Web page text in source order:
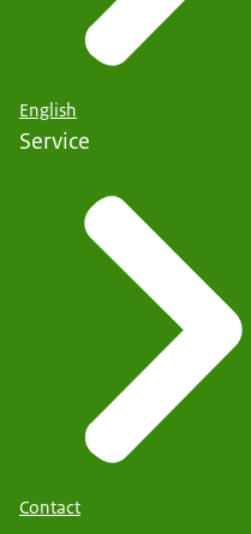
English
Service
Contact